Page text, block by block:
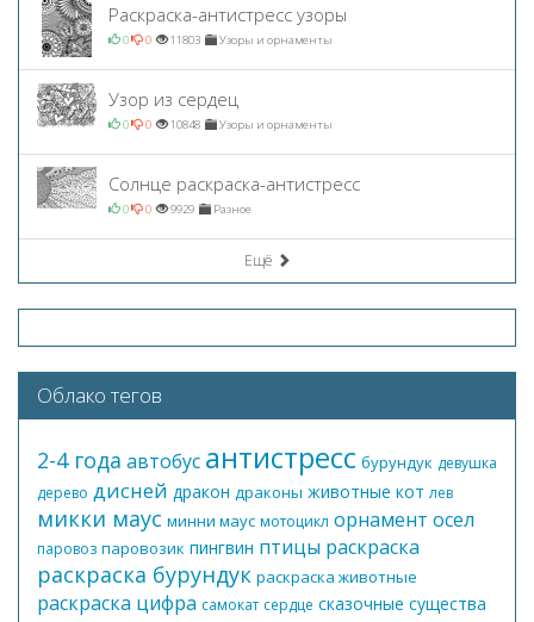
Раскраска-антистресс узоры
0 0 11803 Узоры и орнаменты
Узор из сердец
0 0 10848 Узоры и орнаменты
Солнце раскраска-антистресс
0 0 9929 Разное
Ещё
Облако тегов
2-4 года автобус антистресс бурундук девушка
дерево дисней дракон драконы животные кот лев
микки маус минни маус мотоцикл орнамент осел
паровоз паровозик пингвин птицы раскраска
раскраска бурундук раскраска животные
раскраска цифра самокат сердце сказочные существа